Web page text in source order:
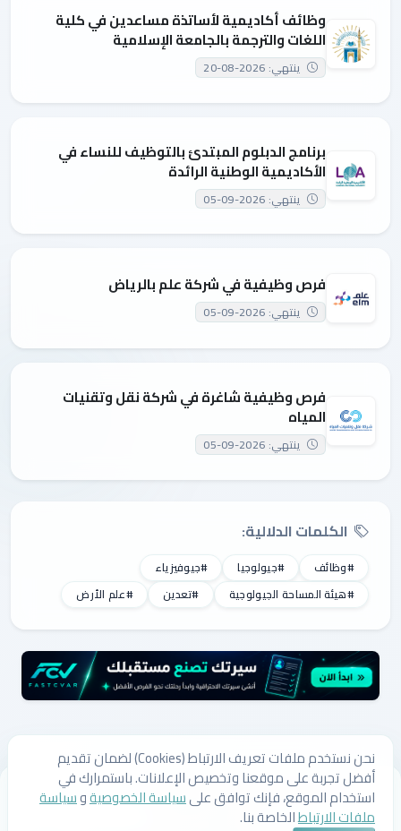
وظائف أكاديمية لأساتذة مساعدين في كلية
اللغات والترجمة بالجامعة الإسلامية
ينتهي: 2026-08-20
برنامج الدبلوم المبتدئ بالتوظيف للنساء في
الأكاديمية الوطنية الرائدة
ينتهي: 2026-09-05
فرص وظيفية في شركة علم بالرياض
ينتهي: 2026-09-05
فرص وظيفية شاغرة في شركة نقل وتقنيات
المياه
ينتهي: 2026-09-05
الكلمات الدلالية:
#وظائف #جيولوجيا
#جيوفيزياء
#هيئة المساحة الجيولوجية
#تعدين #علم الأرض
من نحناتصل بناسياسة الخصوصيةسياسة ملفات الارتباط
الشروط والأحكام
نحن نستخدم ملفات تعريف الارتباط (Cookies) لضمان تقديم
أفضل تجربة على موقعنا وتخصيص الإعلانات. باستمرارك في
استخدام الموقع، فإنك توافق علىسياسة الخصوصيةوسياسة
ملفات الارتباطالخاصة بنا.